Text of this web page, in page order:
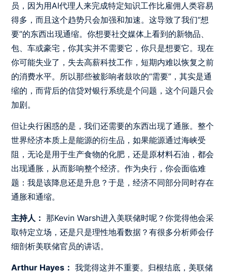
员，因为用AI代理人来完成特定知识工作比雇佣人类容易
得多，而且这个趋势只会加强和加速。这导致了我们“想
要”的东西出现通缩。你想要社交媒体上看到的新物品、
包、车或豪宅，你其实并不需要它，你只是想要它。现在
你可能失业了，失去高薪科技工作，短期内难以恢复之前
的消费水平。所以那些被影响者鼓吹的“需要”，其实是通
缩的，而背后的信贷对银行系统是个问题，这个问题只会
加剧。
但让央行困惑的是，我们还需要的东西出现了通胀。整个
世界经济本质上是能源的衍生品，如果能源通过海峡受
阻，无论是用于生产食物的化肥，还是原材料石油，都会
出现通胀，从而影响整个经济。作为央行，你会面临难
题：我是该降息还是升息？于是，经济不同部分同时存在
通胀和通缩。
主持人： 那Kevin Warsh进入美联储时呢？你觉得他会采
取特定立场，还是只是理性地看数据？有很多分析师会仔
细剖析美联储官员的讲话。
Arthur Hayes： 我觉得这并不重要。归根结底，美联储